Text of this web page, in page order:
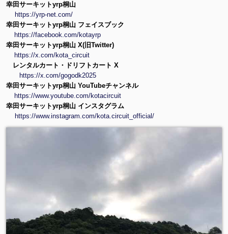
幸田サーキットyrp桐山
https://yrp-net.com/
幸田サーキットyrp桐山 フェイスブック
https://facebook.com/kotayrp
幸田サーキットyrp桐山 X(旧Twitter)
https://x.com/kota_circuit
レンタルカート・ドリフトカート X
https://x.com/gogodk2025
幸田サーキットyrp桐山 YouTubeチャンネル
https://www.youtube.com/kotacircuit
幸田サーキットyrp桐山 インスタグラム
https://www.instagram.com/kota.circuit_official/